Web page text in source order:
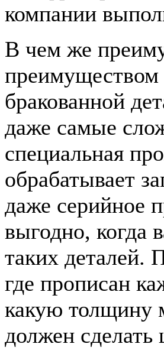
компании
В чем же
преимуществом
бракованной
даже самые
специальная
обрабатывает
даже серийное
выгодно, когда
таких деталей.
где прописан
какую толщину
должен сделать